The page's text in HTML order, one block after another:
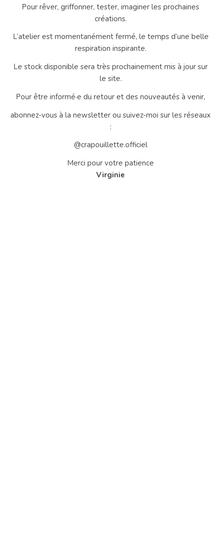
Pour rêver, griffonner, tester, imaginer les prochaines
créations.
L’atelier est momentanément fermé, le temps d’une belle
respiration inspirante.
Le stock disponible sera très prochainement mis à jour sur
le site.
Pour être informé·e du retour et des nouveautés à venir,
abonnez-vous à la newsletter ou suivez-moi sur les réseaux
:
@crapouillette.officiel
Merci pour votre patience
Virginie